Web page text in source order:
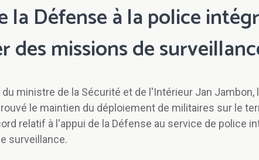
la Défense à la police
des missions de
ministre de la Sécurité et de l'Intérieur Jan Jambon,
le maintien du déploiement de militaires sur le
relatif à l'appui de la Défense au service de police
surveillance.